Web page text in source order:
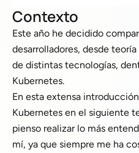
Contexto
Este año he decidido
desarrolladores, desde
de distintas tecnologías,
Kubernetes.
En esta extensa
Kubernetes en el siguiente
pienso realizar lo más
mí, ya que siempre me ha